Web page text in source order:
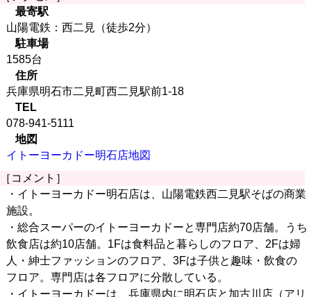
最寄駅
山陽電鉄：西二見（徒歩2分）
駐車場
1585台
住所
兵庫県明石市二見町西二見駅前1-18
TEL
078-941-5111
地図
イトーヨーカドー明石店地図
［コメント］
・イトーヨーカドー明石店は、山陽電鉄西二見駅そばの商業
施設。
・総合スーパーのイトーヨーカドーと専門店約70店舗。うち
飲食店は約10店舗。1Fは食料品と暮らしのフロア、2Fは婦
人・紳士ファッションのフロア、3Fは子供と趣味・飲食の
フロア。専門店は各フロアに分散している。
・イトーヨーカドーは、兵庫県内に明石店と加古川店（アリ